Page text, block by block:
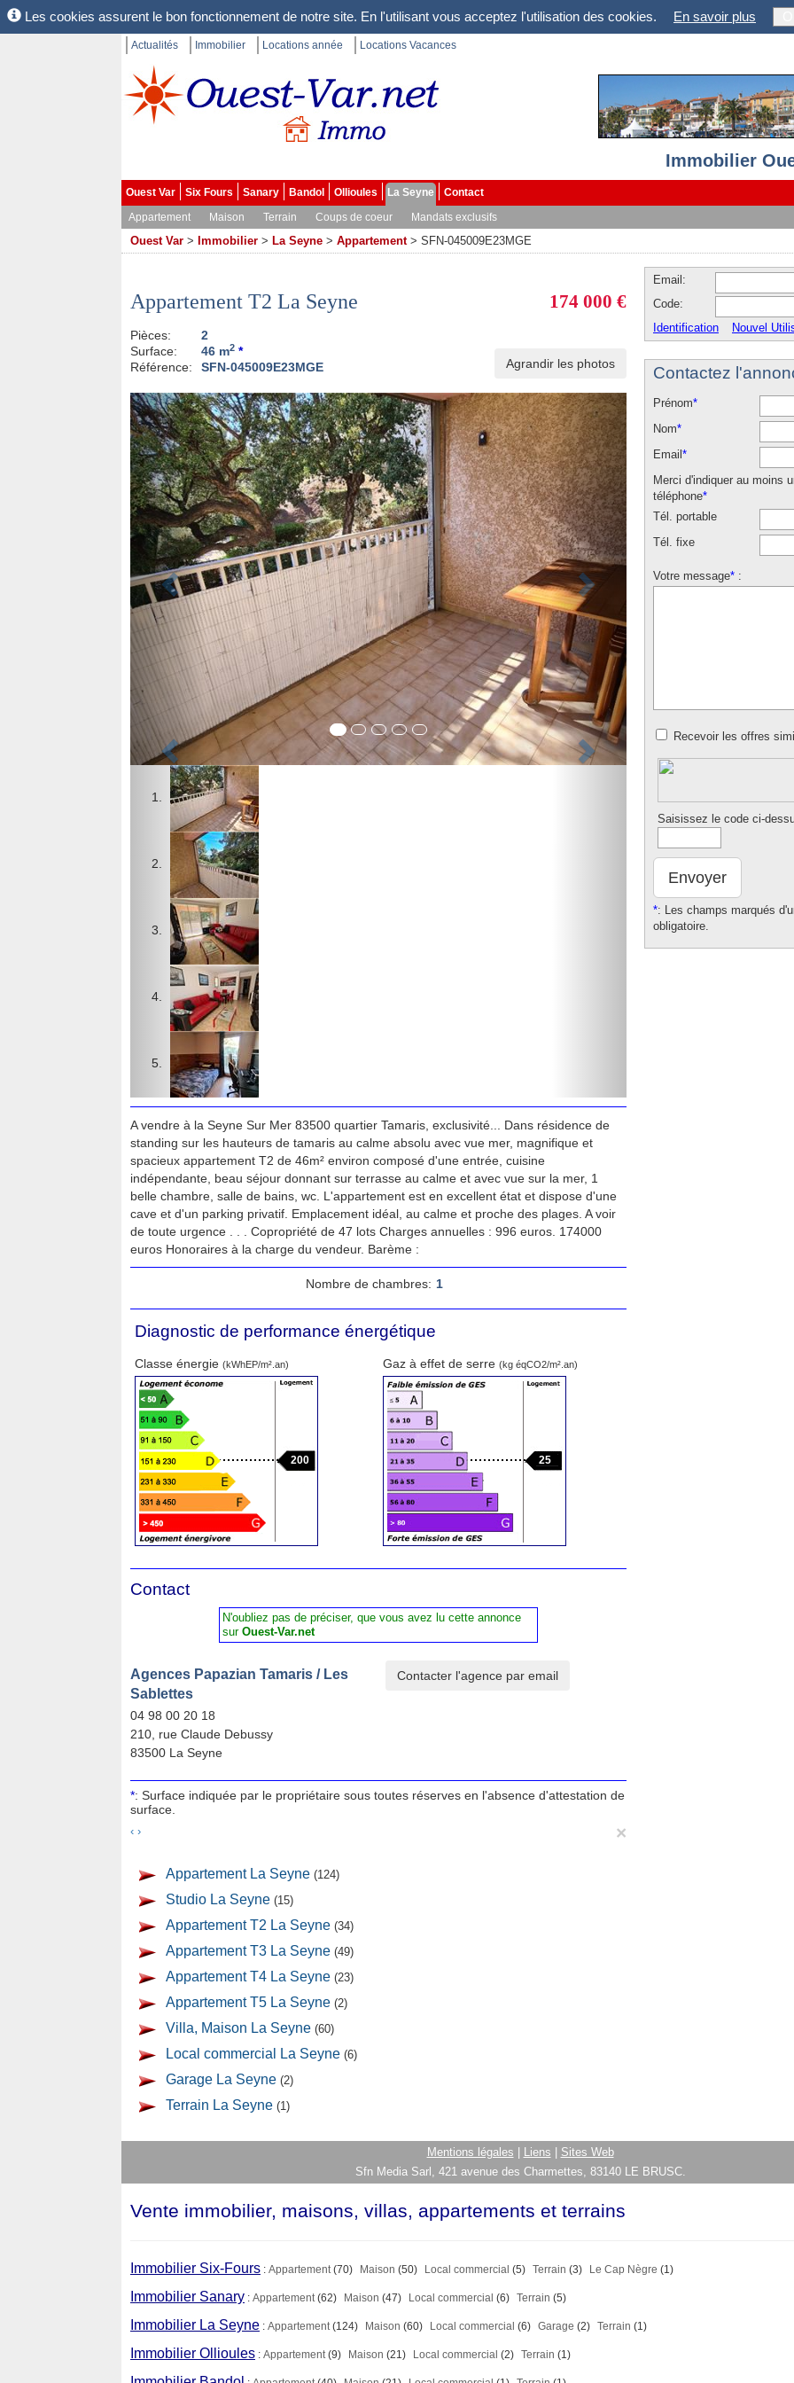
Les cookies assurent le bon fonctionnement de notre site. En l'utilisant vous acceptez l'utilisation des cookies. En savoir plus
Actualités Immobilier Locations année Locations Vacances
Immobilier
Ouest Var Six Fours Sanary Bandol Ollioules La Seyne
Contact
Appartement
Maison Terrain Coups de coeur Mandats exclusifs
Ouest Var > Immobilier > La Seyne > Appartement > SFN-045009E23MGE
174 000 €
Appartement T2 La Seyne
Pièces:
2
Surface:
46 m2 *
Référence:
SFN-045009E23MGE Agrandir les photos
A vendre à la Seyne Sur Mer 83500 quartier Tamaris, exclusivité... Dans résidence de
standing sur les hauteurs de tamaris au calme absolu avec vue mer, magnifique et
spacieux appartement T2 de 46m² environ composé d'une entrée, cuisine
indépendante, beau séjour donnant sur terrasse au calme et avec vue sur la mer, 1
belle chambre, salle de bains, wc. L'appartement est en excellent état et dispose d'une
cave et d'un parking privatif. Emplacement idéal, au calme et proche des plages. A voir
de toute urgence . . . Copropriété de 47 lots Charges annuelles : 996 euros. 174000
euros Honoraires à la charge du vendeur. Barème :
Nombre de chambres: 1
Diagnostic de performance énergétique
Classe énergie (kWhEP/m².an)
200
Gaz à effet de serre (kg éqCO2/m².an)
25
Contact
N'oubliez pas de préciser, que vous avez lu cette annonce
sur Ouest-Var.net
Agences Papazian Tamaris / Les
Sablettes
04 98 00 20 18
210, rue Claude Debussy
83500 La Seyne
*: Surface indiquée par le propriétaire sous toutes réserves en l'absence d'attestation de
surface.
‹ › ×
Appartement La Seyne (124)
Studio La Seyne (15)
Appartement T2 La Seyne (34)
Appartement T3 La Seyne (49)
Appartement T4 La Seyne (23)
Appartement T5 La Seyne (2)
Villa, Maison La Seyne (60)
Local commercial La Seyne (6)
Garage La Seyne (2)
Terrain La Seyne (1)
Email:
Code:
Identification
Nouvel
Contactez
Prénom*
Nom*
Email *
Merci d'indiquer au moins
téléphone*
Tél. portable
Tél. fixe
Votre message* :
Recevoir les offres
Saisissez le code ci-
Envoyer
*: Les champs marqués
obligatoire.
Mentions légales Liens
Sites Web
Sfn Media Sarl, 421 avenue des Charmettes, 83140 LE BRUSC.
Vente immobilier, maisons, villas, appartements et terrains
Immobilier Six-Fours : Appartement(70) Maison (50) Local commercial (5) Terrain (3) Le Cap Nègre (1)
Immobilier Sanary : Appartement(62) Maison (47) Local commercial (6) Terrain (5)
Immobilier La Seyne : Appartement(124) Maison (60) Local commercial (6) Garage (2) Terrain (1)
Immobilier Ollioules : Appartement(9) Maison (21) Local commercial (2) Terrain (1)